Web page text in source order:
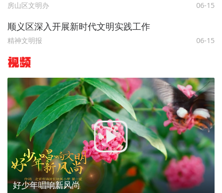
房山区文明办 06-15
顺义区深入开展新时代文明实践工作
精神文明报 06-15
视频
好少年唱响新风尚